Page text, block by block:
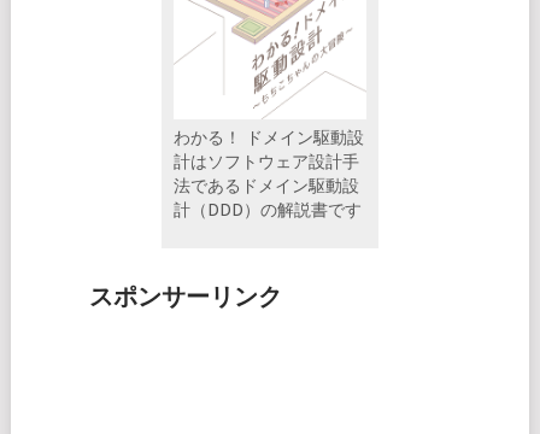
わかる！ ドメイン駆動設
計はソフトウェア設計手
法であるドメイン駆動設
計（DDD）の解説書です
スポンサーリンク